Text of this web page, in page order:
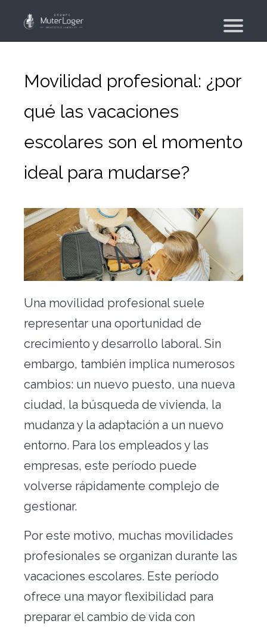
El grupo
Moving planner
Vivienda
Su agencia inmobiliaria
Moviente
Mudanza de particular y de colaboradores
Mudanza militar – PFMD Oficial
Traslado de oficinas
Conserjería
Contacto
Alquiler vacacional
Movilidad profesional: ¿por
qué las vacaciones
escolares son el momento
ideal para mudarse?
Una movilidad profesional suele
representar una oportunidad de
crecimiento y desarrollo laboral. Sin
embargo, también implica numerosos
cambios: un nuevo puesto, una nueva
ciudad, la búsqueda de vivienda, la
mudanza y la adaptación a un nuevo
entorno. Para los empleados y las
empresas, este período puede
volverse rápidamente complejo de
gestionar.
Por este motivo, muchas movilidades
profesionales se organizan durante las
vacaciones escolares. Este período
ofrece una mayor flexibilidad para
preparar el cambio de vida con